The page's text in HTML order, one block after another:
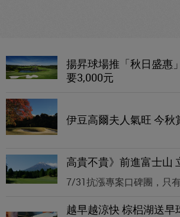
揚昇球場推「秋日盛惠
要3,000元
伊豆高爾夫人氣旺 今秋
高貴不貴》前進富士山
7/31抗漲專案口碑團，只
越早越涼快 棕梠湖送早